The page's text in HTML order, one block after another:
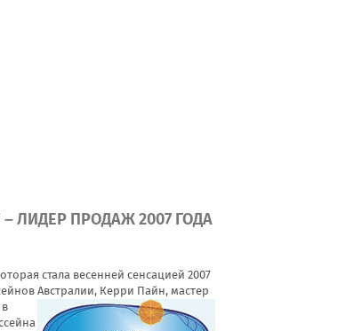
ЛИДЕР ПРОДАЖ 2007 ГОДА
стала весенней сенсацией 2007
Австралии, Керри Пайн, мастер